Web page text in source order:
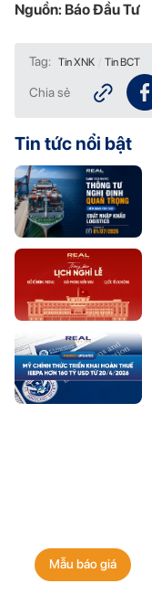
Nguồn: Báo Đầu Tư
Tag: Tin XNK Tin BCT
Chia sẻ
Tin tức nổi bật
Mẫu báo giá